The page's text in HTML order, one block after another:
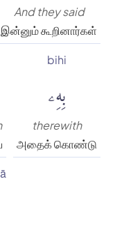
And they said
இன்னும் கூறினார்கள்
bihi
بِهِۦ
therewith
அதைக் கொண்டு